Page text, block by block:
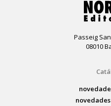
Passeig
08010